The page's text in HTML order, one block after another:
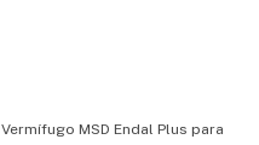
Vermífugo MSD Endal Plus para